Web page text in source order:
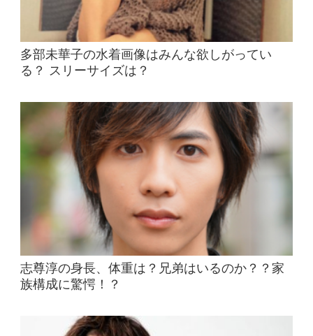
多部未華子の水着画像はみんな欲しがってい
る？ スリーサイズは？
志尊淳の身長、体重は？兄弟はいるのか？？家
族構成に驚愕！？